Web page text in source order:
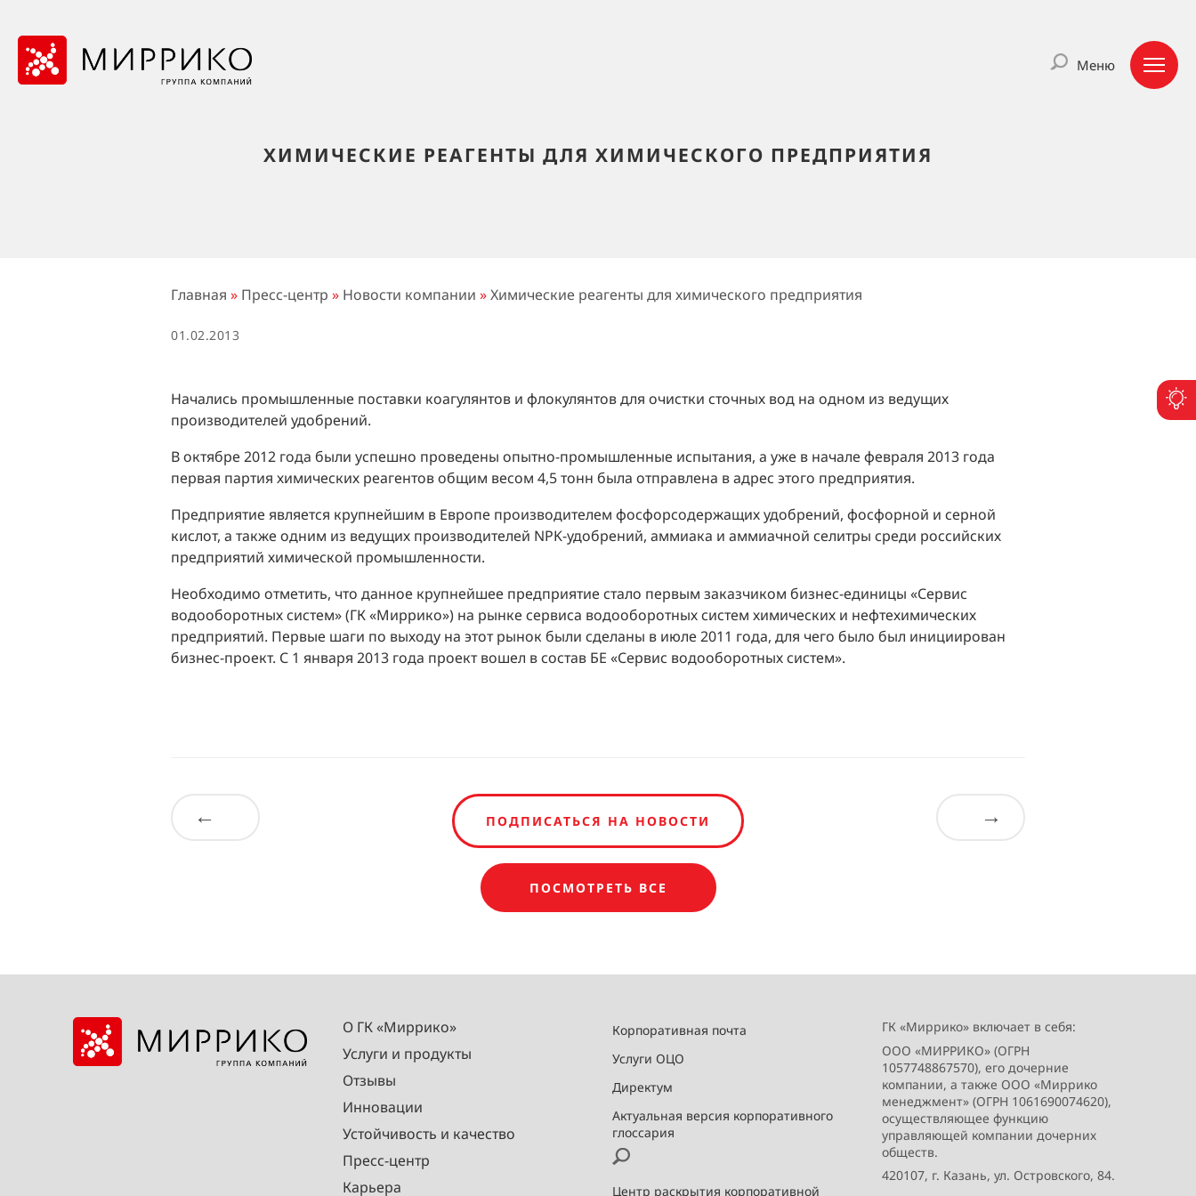
Меню
ХИМИЧЕСКИЕ РЕАГЕНТЫ ДЛЯ ХИМИЧЕСКОГО ПРЕДПРИЯТИЯ
Главная » Пресс-центр » Новости компании »Химические реагенты для химического предприятия
01.02.2013
Начались промышленные поставки коагулянтов и флокулянтов для очистки сточных вод на одном из ведущих
производителей удобрений.
В октябре 2012 года были успешно проведены опытно-промышленные испытания, а уже в начале февраля 2013 года
первая партия химических реагентов общим весом 4,5 тонн была отправлена в адрес этого предприятия.
Предприятие является крупнейшим в Европе производителем фосфорсодержащих удобрений, фосфорной и серной
кислот, а также одним из ведущих производителей NPK-удобрений, аммиака и аммиачной селитры среди российских
предприятий химической промышленности.
Необходимо отметить, что данное крупнейшее предприятие стало первым заказчиком бизнес-единицы «Сервис
водооборотных систем» (ГК «Миррико») на рынке сервиса водооборотных систем химических и нефтехимических
предприятий. Первые шаги по выходу на этот рынок были сделаны в июле 2011 года, для чего было был инициирован
бизнес-проект. С 1 января 2013 года проект вошел в состав БЕ «Сервис водооборотных систем».
← ПОДПИСАТЬСЯ НА НОВОСТИ
ПОСМОТРЕТЬ ВСЕ
→
О ГК «Миррико»
Услуги и продукты
Отзывы
Инновации
Устойчивость и качество
Пресс-центр
Карьера
Корпоративная почта
Услуги ОЦО
Директум
Актуальная версия корпоративного
глоссария
Центр раскрытия корпоративной
ГК «Миррико» включает в себя:
ООО «МИРРИКО» (ОГРН
1057748867570), его дочерние
компании, а также ООО «Миррико
менеджмент» (ОГРН 1061690074620),
осуществляющее функцию
управляющей компании дочерних
обществ.
420107, г. Казань, ул. Островского, 84.